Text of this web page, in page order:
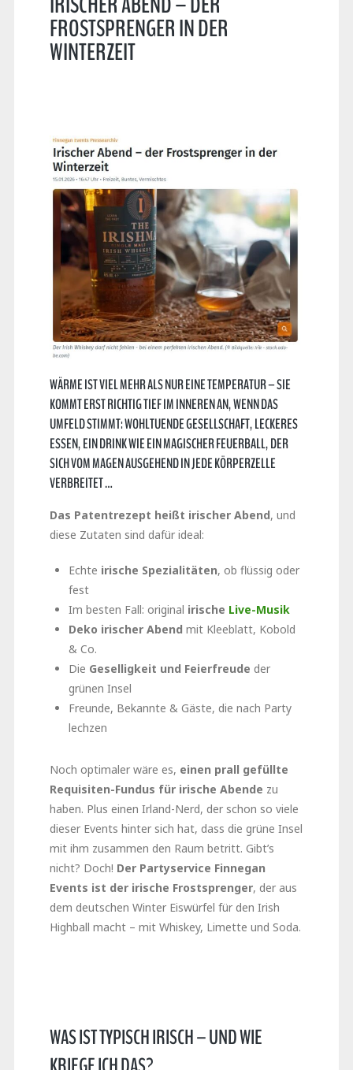
FROSTSPRENGER IN DER
WINTERZEIT
WÄRME IST VIEL MEHR ALS NUR EINE TEMPERATUR– SIE
KOMMT ERST RICHTIG TIEF IM INNEREN AN, WENN DAS
UMFELD STIMMT:WOHLTUENDE GESELLSCHAFT, LECKERES
ESSEN, EIN DRINK WIE EIN MAGISCHER FEUERBALL, DER
SICH VOM MAGEN AUSGEHEND IN JEDE KÖRPERZELLE
VERBREITET …
Das Patentrezept heißt irischer Abend, und
diese Zutaten sind dafür ideal:
Echte irische Spezialitäten, ob flüssig oder
fest
Im besten Fall: original irische Live-Musik
Deko irischer Abend mit Kleeblatt, Kobold
& Co.
Die Geselligkeit und Feierfreude der
grünen Insel
Freunde, Bekannte & Gäste, die nach Party
lechzen
Noch optimaler wäre es, einen prall gefüllte
Requisiten-Fundus für irische Abende zu
haben. Plus einen Irland-Nerd, der schon so viele
dieser Events hinter sich hat, dass die grüne Insel
mit ihm zusammen den Raum betritt. Gibt’s
nicht? Doch! Der Partyservice Finnegan
Events ist der irische Frostsprenger, der aus
dem deutschen Winter Eiswürfel für den Irish
Highball macht – mit Whiskey, Limette und Soda.
WAS IST TYPISCH IRISCH – UND WIE